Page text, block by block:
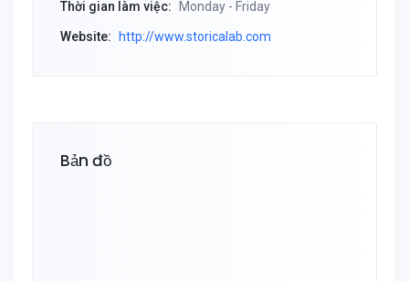
Thời gian làm việc: Monday - Friday
Website: http://www.storicalab.com
Bản đồ